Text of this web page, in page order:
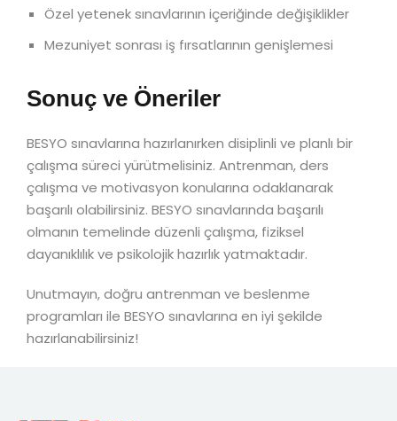
Özel yetenek sınavlarının içeriğinde değişiklikler
Mezuniyet sonrası iş fırsatlarının genişlemesi
Sonuç ve Öneriler
BESYO sınavlarına hazırlanırken disiplinli ve planlı bir
çalışma süreci yürütmelisiniz. Antrenman, ders
çalışma ve motivasyon konularına odaklanarak
başarılı olabilirsiniz. BESYO sınavlarında başarılı
olmanın temelinde düzenli çalışma, fiziksel
dayanıklılık ve psikolojik hazırlık yatmaktadır.
Unutmayın, doğru antrenman ve beslenme
programları ile BESYO sınavlarına en iyi şekilde
hazırlanabilirsiniz!